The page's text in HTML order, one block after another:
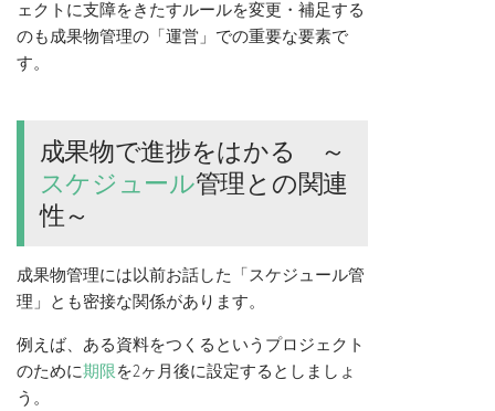
ェクトに支障をきたすルールを変更・補足する
のも成果物管理の「運営」での重要な要素で
す。
成果物で進捗をはかる ～
スケジュール管理との関連
性～
成果物管理には以前お話した「スケジュール管
理」とも密接な関係があります。
例えば、ある資料をつくるというプロジェクト
のために期限を2ヶ月後に設定するとしましょ
う。